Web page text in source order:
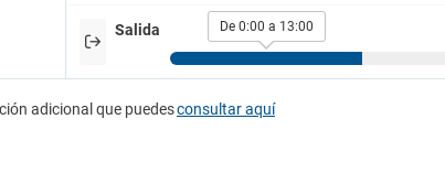
Salida De 0:00 a 13:00
adicional que puedesconsultar aquí